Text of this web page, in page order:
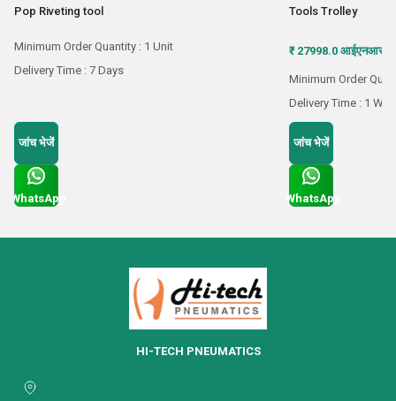
Pop Riveting tool
Minimum Order Quantity : 1 Unit
Delivery Time : 7 Days
जांच भेजें
WhatsApp
Tools Trolley
₹ 27998.0 आईएनआर /
Minimum Order
Delivery Time : 1
जांच भेजें
WhatsApp
HI-TECH PNEUMATICS